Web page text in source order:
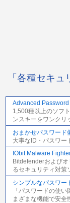
「各種セキ
Advanced
1,500種以上のソフ
ンスキーをワンクリ
おまかせパスワード
大事なID・パスワー
IObit Malware
Bitdefenderおよび
るセキュリティ対策
シンプルなパスワー
「パスワードの使
まざまな機能で安全